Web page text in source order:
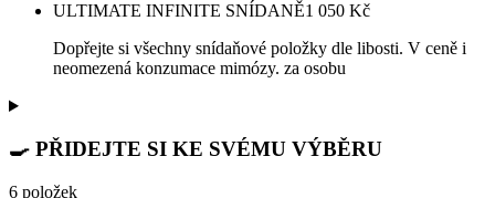
ULTIMATE INFINITE SNÍDANĚ1 050 Kč
Dopřejte si všechny snídaňové položky dle libosti. V ceně i
neomezená konzumace mimózy. za osobu
🍳 PŘIDEJTE SI KE SVÉMU VÝBĚRU
6 položek